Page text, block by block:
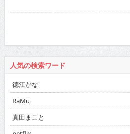
真田まこと
netflix
ドカント 2016年